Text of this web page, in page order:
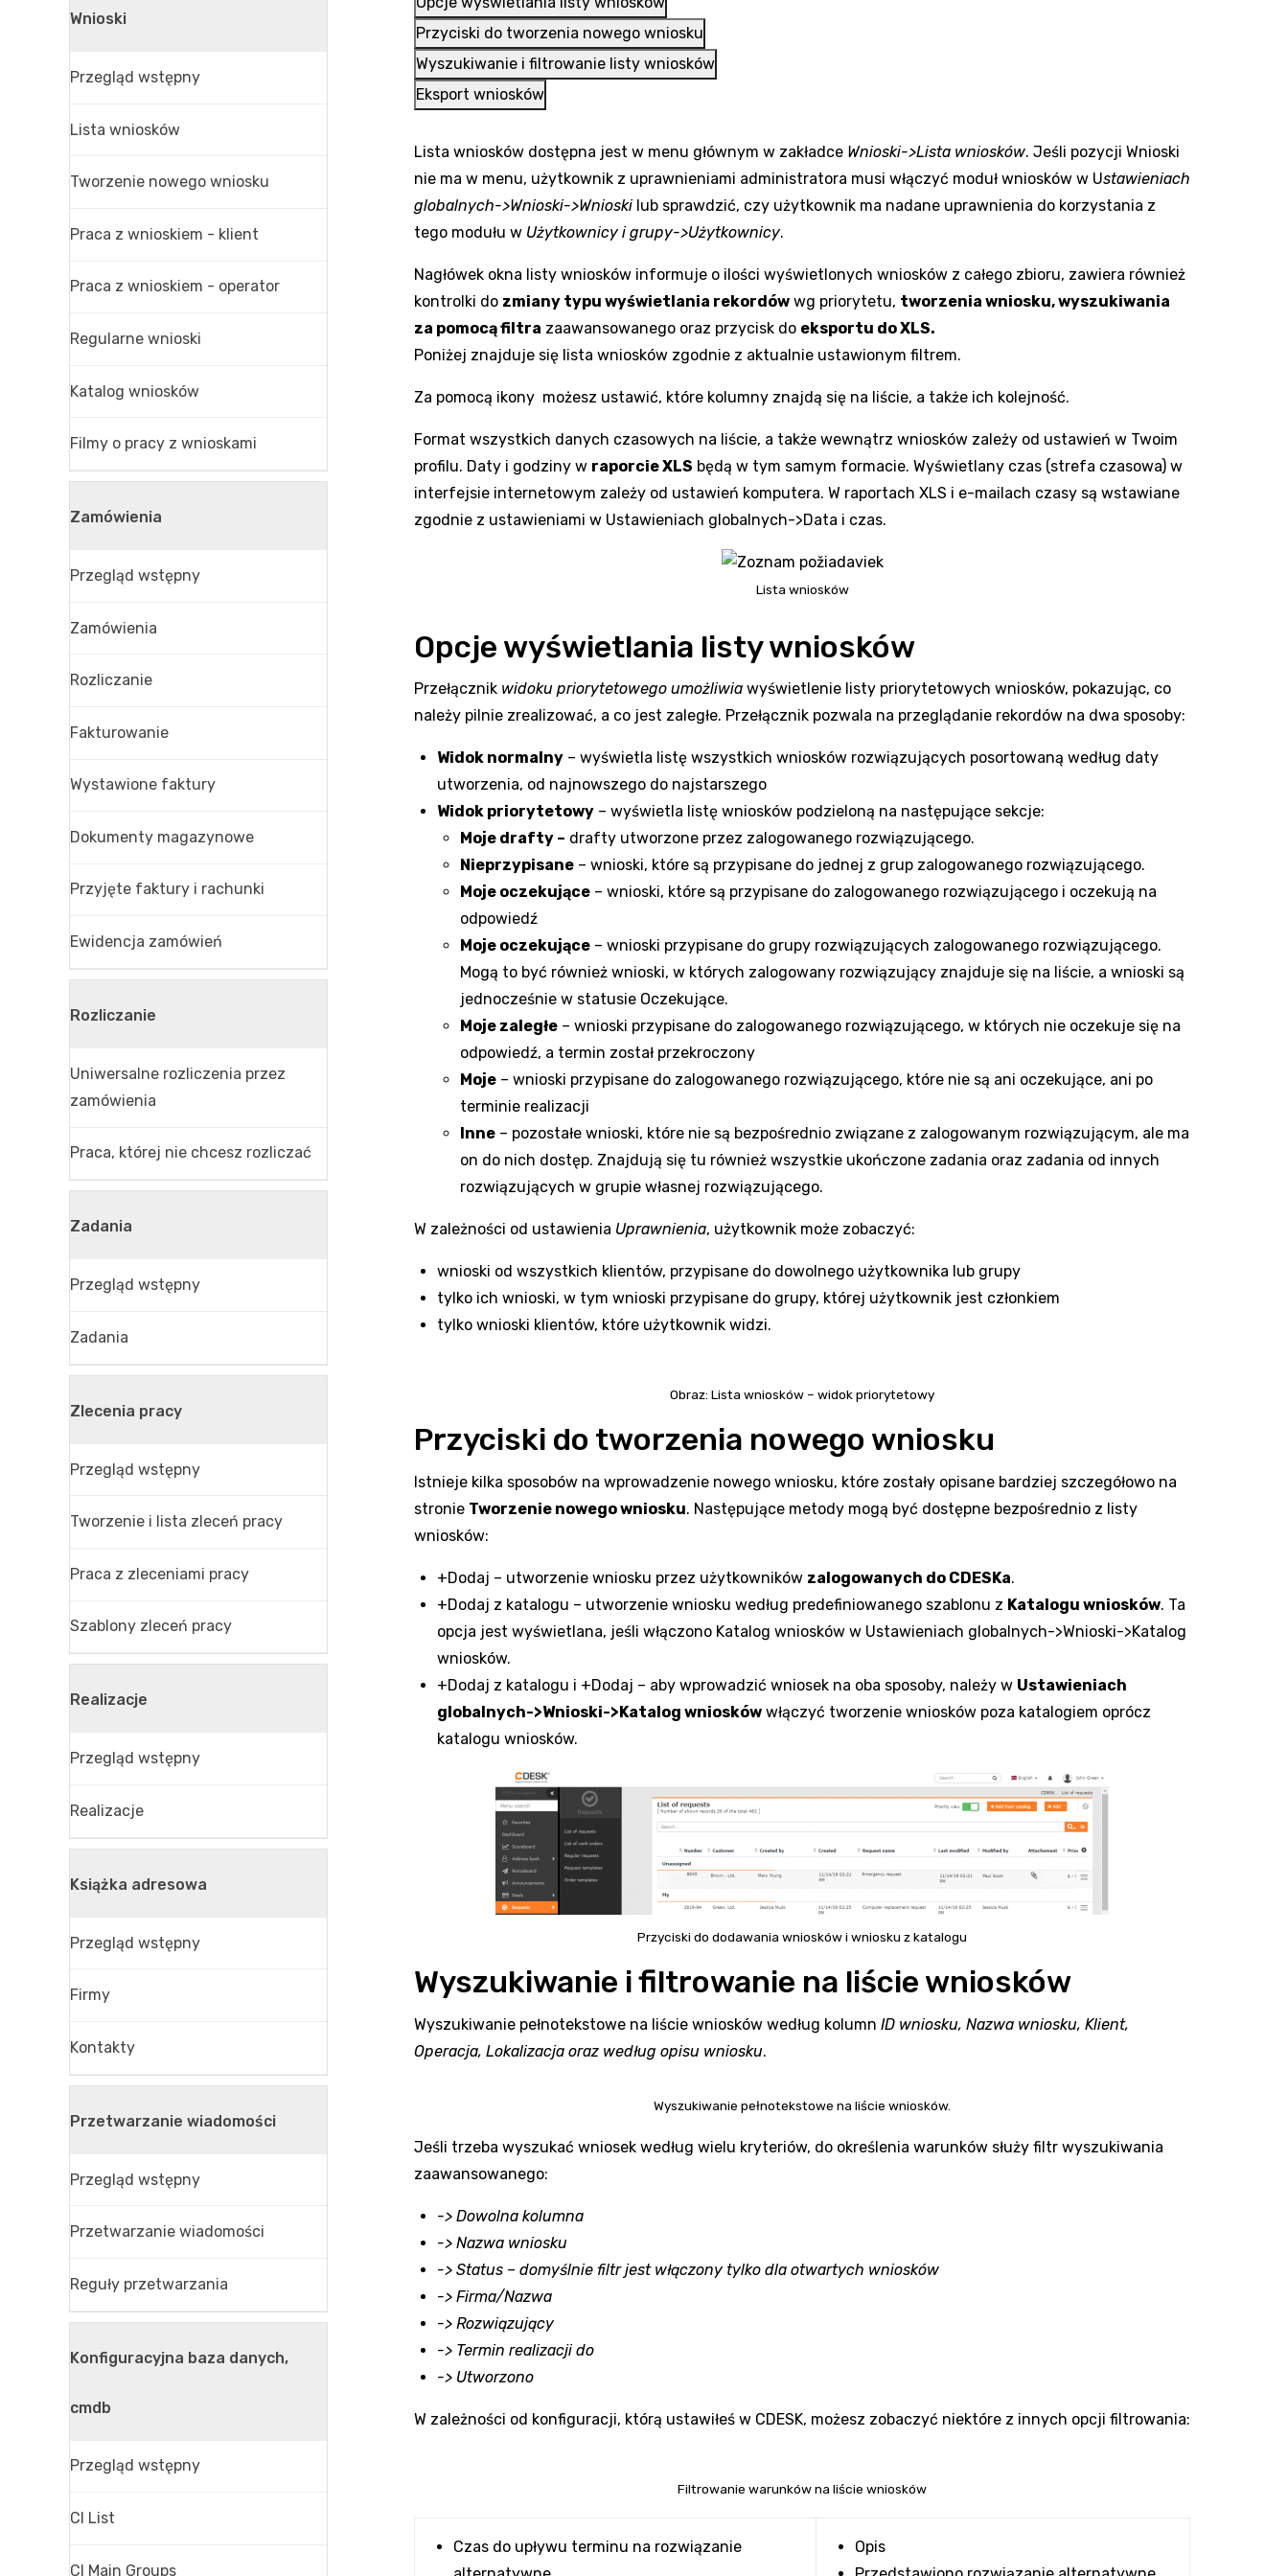
Przyciski do tworzenia nowego wniosku
Wyszukiwanie i filtrowanie listy wniosków
Eksport wniosków
Lista wniosków dostępna jest w menu głównym w zakładce Wnioski->Lista wniosków. Jeśli pozycji Wnioski
nie ma w menu, użytkownik z uprawnieniami administratora musi włączyć moduł wniosków w Ustawieniach
globalnych->Wnioski->Wnioski lub sprawdzić, czy użytkownik ma nadane uprawnienia do korzystania z
tego modułu w Użytkownicy i grupy->Użytkownicy.
Nagłówek okna listy wniosków informuje o ilości wyświetlonych wniosków z całego zbioru, zawiera również
kontrolki do zmiany typu wyświetlania rekordów wg priorytetu, tworzenia wniosku, wyszukiwania
za pomocą filtra zaawansowanego oraz przycisk do eksportu do XLS.
Poniżej znajduje się lista wniosków zgodnie z aktualnie ustawionym filtrem.
Za pomocą ikony możesz ustawić, które kolumny znajdą się na liście, a także ich kolejność.
Format wszystkich danych czasowych na liście, a także wewnątrz wniosków zależy od ustawień w Twoim
profilu. Daty i godziny w raporcie XLS będą w tym samym formacie. Wyświetlany czas (strefa czasowa) w
interfejsie internetowym zależy od ustawień komputera. W raportach XLS i e-mailach czasy są wstawiane
zgodnie z ustawieniami w Ustawieniach globalnych->Data i czas.
Lista wniosków
Opcje wyświetlania listy wniosków
Przełącznik widoku priorytetowego umożliwia wyświetlenie listy priorytetowych wniosków, pokazując, co
należy pilnie zrealizować, a co jest zaległe. Przełącznik pozwala na przeglądanie rekordów na dwa sposoby:
Widok normalny – wyświetla listę wszystkich wniosków rozwiązujących posortowaną według daty
utworzenia, od najnowszego do najstarszego
Widok priorytetowy – wyświetla listę wniosków podzieloną na następujące sekcje:
Moje drafty – drafty utworzone przez zalogowanego rozwiązującego.
Nieprzypisane – wnioski, które są przypisane do jednej z grup zalogowanego rozwiązującego.
Moje oczekujące – wnioski, które są przypisane do zalogowanego rozwiązującego i oczekują na
odpowiedź
Moje oczekujące – wnioski przypisane do grupy rozwiązujących zalogowanego rozwiązującego.
Mogą to być również wnioski, w których zalogowany rozwiązujący znajduje się na liście, a wnioski są
jednocześnie w statusie Oczekujące.
Moje zaległe – wnioski przypisane do zalogowanego rozwiązującego, w których nie oczekuje się na
odpowiedź, a termin został przekroczony
Moje – wnioski przypisane do zalogowanego rozwiązującego, które nie są ani oczekujące, ani po
terminie realizacji
Inne – pozostałe wnioski, które nie są bezpośrednio związane z zalogowanym rozwiązującym, ale ma
on do nich dostęp. Znajdują się tu również wszystkie ukończone zadania oraz zadania od innych
rozwiązujących w grupie własnej rozwiązującego.
W zależności od ustawienia Uprawnienia, użytkownik może zobaczyć:
wnioski od wszystkich klientów, przypisane do dowolnego użytkownika lub grupy
tylko ich wnioski, w tym wnioski przypisane do grupy, której użytkownik jest członkiem
tylko wnioski klientów, które użytkownik widzi.
Obraz: Lista wniosków – widok priorytetowy
Przyciski do tworzenia nowego wniosku
Istnieje kilka sposobów na wprowadzenie nowego wniosku, które zostały opisane bardziej szczegółowo na
stronie Tworzenie nowego wniosku. Następujące metody mogą być dostępne bezpośrednio z listy
wniosków:
+Dodaj – utworzenie wniosku przez użytkowników zalogowanych do CDESKa.
+Dodaj z katalogu – utworzenie wniosku według predefiniowanego szablonu z Katalogu wniosków. Ta
opcja jest wyświetlana, jeśli włączono Katalog wniosków w Ustawieniach globalnych->Wnioski->Katalog
wniosków.
+Dodaj z katalogu i +Dodaj – aby wprowadzić wniosek na oba sposoby, należy w Ustawieniach
globalnych->Wnioski->Katalog wniosków włączyć tworzenie wniosków poza katalogiem oprócz
katalogu wniosków.
Przyciski do dodawania wniosków i wniosku z katalogu
Wyszukiwanie i filtrowanie na liście wniosków
Wyszukiwanie pełnotekstowe na liście wniosków według kolumn ID wniosku, Nazwa wniosku, Klient,
Operacja, Lokalizacja oraz według opisu wniosku.
Wyszukiwanie pełnotekstowe na liście wniosków.
Jeśli trzeba wyszukać wniosek według wielu kryteriów, do określenia warunków służy filtr wyszukiwania
zaawansowanego:
-> Dowolna kolumna
-> Nazwa wniosku
-> Status – domyślnie filtr jest włączony tylko dla otwartych wniosków
-> Firma/Nazwa
-> Rozwiązujący
-> Termin realizacji do
-> Utworzono
W zależności od konfiguracji, którą ustawiłeś w CDESK, możesz zobaczyć niektóre z innych opcji filtrowania:
Filtrowanie warunków na liście wniosków
Czas do upływu terminu na rozwiązanie
Opis
Wnioski
Przegląd wstępny
Lista wniosków
Tworzenie nowego wniosku
Praca z wnioskiem - klient
Praca z wnioskiem - operator
Regularne wnioski
Katalog wniosków
Filmy o pracy z wnioskami
Zamówienia
Przegląd wstępny
Zamówienia
Rozliczanie
Fakturowanie
Wystawione faktury
Dokumenty magazynowe
Przyjęte faktury i rachunki
Ewidencja zamówień
Rozliczanie
Uniwersalne rozliczenia przez
zamówienia
Praca, której nie chcesz rozliczać
Zadania
Przegląd wstępny
Zadania
Zlecenia pracy
Przegląd wstępny
Tworzenie i lista zleceń pracy
Praca z zleceniami pracy
Szablony zleceń pracy
Realizacje
Przegląd wstępny
Realizacje
Książka adresowa
Przegląd wstępny
Firmy
Kontakty
Przetwarzanie wiadomości
Przegląd wstępny
Przetwarzanie wiadomości
Reguły przetwarzania
Konfiguracyjna baza danych,
cmdb
Przegląd wstępny
CI List
CI Main Groups